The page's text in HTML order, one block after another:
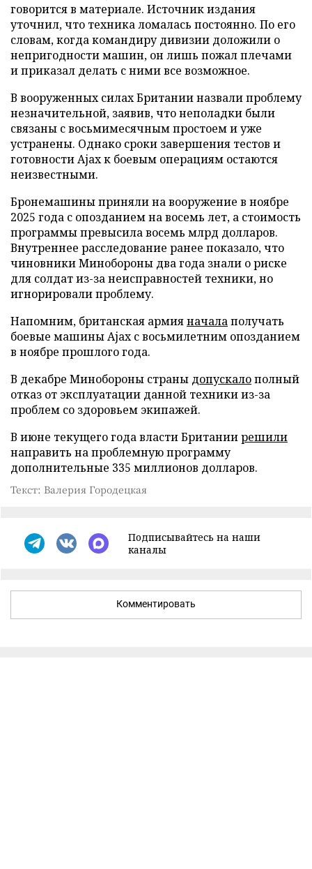
говорится в материале. Источник издания
уточнил, что техника ломалась постоянно. По его
словам, когда командиру дивизии доложили о
непригодности машин, он лишь пожал плечами
и приказал делать с ними все возможное.
В вооруженных силах Британии назвали проблему
незначительной, заявив, что неполадки были
связаны с восьмимесячным простоем и уже
устранены. Однако сроки завершения тестов и
готовности Ajax к боевым операциям остаются
неизвестными.
Бронемашины приняли на вооружение в ноябре
2025 года с опозданием на восемь лет, а стоимость
программы превысила восемь млрд долларов.
Внутреннее расследование ранее показало, что
чиновники Минобороны два года знали о риске
для солдат из-за неисправностей техники, но
игнорировали проблему.
Напомним, британская армияначалаполучать
боевые машины Ajax с восьмилетним опозданием
в ноябре прошлого года.
В декабре Минобороны страны допускалополный
отказ от эксплуатации данной техники из-за
проблем со здоровьем экипажей.
В июне текущего года власти Британиирешили
направить на проблемную программу
дополнительные 335 миллионов долларов.
Текст: Валерия Городецкая
Подписывайтесь на наши
каналы
Комментировать